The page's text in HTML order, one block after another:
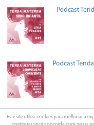
Podcast
Podcast
Copyright © 2016 -
Este site utiliza cookies para melhorar a